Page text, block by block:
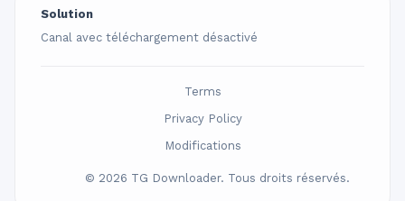
Solution
Canal avec téléchargement désactivé
Terms
Privacy Policy
Modifications
© 2026 TG Downloader. Tous droits réservés.